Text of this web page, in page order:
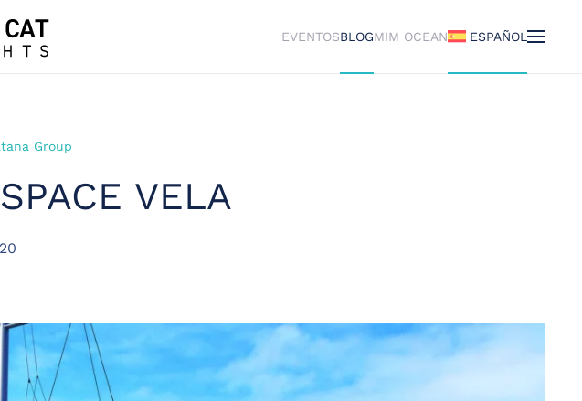
EVENTOSBLOGMIM OCEAN ESPAÑOL
Group
VELA